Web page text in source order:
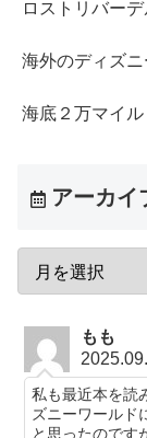
ロストリバーデ
海外のディズニ
海底２万マイル
アーカイ
もも
私も最近本を読
ズニーワールド
と思ったのです